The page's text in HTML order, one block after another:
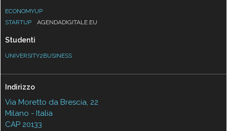
ECONOMYUP
STARTUP
AGENDADIGITALE.EU
Studenti
UNIVERSITY2BUSINESS
Indirizzo
Via Moretto da Brescia, 22
Milano - Italia
CAP 20133